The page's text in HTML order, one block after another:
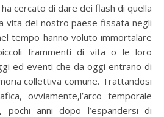
cercato di dare dei flash di quella
vita del nostro paese fissata negli
tempo hanno voluto immortalare
frammenti di vita o le loro
ed eventi che da oggi entrano di
collettiva comune. Trattandosi
ovviamente,l’arco temporale
anni dopo l’espandersi di